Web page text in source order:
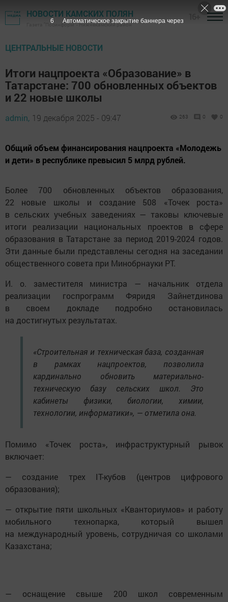
НОВОСТИ КАМСКИХ ПОЛЯН
Газета "Посинформ" - Нижнекамский район
ЦЕНТРАЛЬНЫЕ НОВОСТИ
Итоги нацпроекта «Образование» в
Татарстане: 700 обновленных объектов
и 22 новые школы
admin, 19 декабря 2025 - 09:47 263 0 0
Общий объем финансирования нацпроекта «Молодежь
и дети» в республике превысил 5 млрд рублей.
Более 700 обновленных объектов образования,
22 новые школы и создание 508 «Точек роста»
в сельских учебных заведениях — таковы ключевые
итоги реализации национальных проектов в сфере
образования в Татарстане за период 2019-2024 годов.
Эти данные были представлены сегодня на заседании
общественного совета при Минобрнауки РТ.
И. о. заместителя министра — начальник отдела
реализации госпрограмм Фяридя Зайнетдинова
в своем докладе подробно остановилась
на достигнутых результатах.
«Строительная и техническая база, созданная
в рамках нацпроектов, позволила
кардинально обновить материально-
техническую базу сельских школ. Это
кабинеты физики, биологии, химии,
технологии, информатики», — отметила она.
Помимо «Точек роста», инфраструктурный рывок
включает:
— создание трех IT-кубов (центров цифрового
образования);
— открытие пяти школьных «Кванториумов» и работу
мобильного технопарка, который вышел
на международный уровень, сотрудничая со школами
Казахстана;
— оснащение свыше 200 школ современным
5 Автоматическое закрытие баннера через